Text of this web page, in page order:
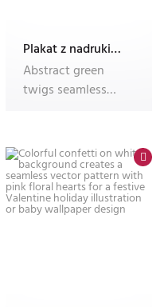
Plakat z nadrukiem Dec'n'Roll
Abstract green
twigs seamless